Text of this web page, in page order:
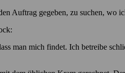
Auftrag gegeben, zu suchen, wo
man mich findet. Ich betreibe